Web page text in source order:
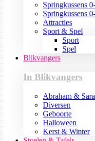
Springkussens
Springkussens
Attracties
Sport & Spel
Sport
Spel
Blikvangers
In Blikvangers
Abraham &
Diversen
Geboorte
Halloween
Kerst & Winter